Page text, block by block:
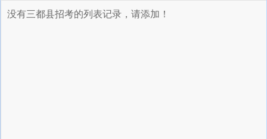
没有三都县招考的列表记录，请添加！